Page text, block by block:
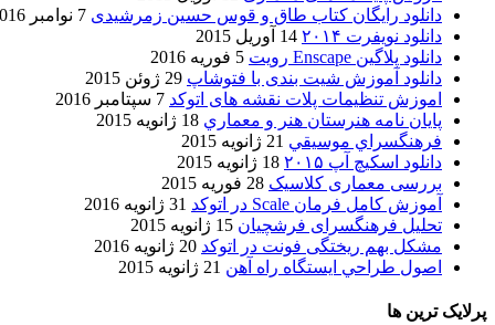
دانلود رایگان کتاب طاق و قوس حسین زمرشیدی 7 نوامبر 2016
دانلود نویفرت ۲۰۱۴
14 آوریل 2015
دانلود پلاگین Enscape رویت
5 فوریه 2016
دانلود آموزش شیت بندی با فتوشاپ 29 ژوئن 2015
اموزش تنظیمات پلات نقشه های اتوکد 7 سپتامبر 2016
پایان نامه هنرستان هنر و معماري 18 ژانویه 2015
فرهنگسراي موسيقي 21 ژانویه 2015
دانلود اسکیچ آپ ۲۰۱۵
18 ژانویه 2015
بررسی معماری کلاسیک 28 فوریه 2015
آموزش کامل فرمان Scale در اتوکد
31 ژانویه 2016
تحلیل فرهنگسرای فرشچیان 15 ژانویه 2015
مشکل بهم ریختگی فونت در اتوکد 20 ژانویه 2016
اصول طراحي ایستگاه راه آهن 21 ژانویه 2015
پرلایک ترین ها